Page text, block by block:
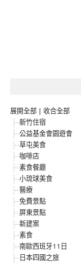
展開全部 | 收合全部
新竹住宿
公益基金會園遊會
草屯美食
咖啡店
素食餐廳
小琉球美食
醫療
免費景點
屏東景點
新建案
素食
南歐西班牙11日
日本四國之旅